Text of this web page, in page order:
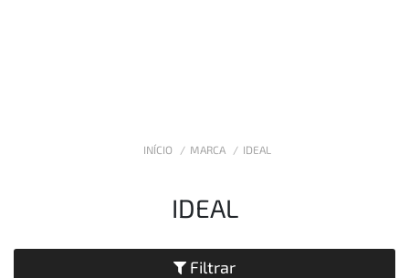
INÍCIO MARCA IDEAL
IDEAL
Filtrar